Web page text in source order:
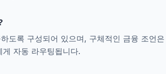
도록 구성되어 있으며, 구체적인 금융 조언
자동 라우팅됩니다.